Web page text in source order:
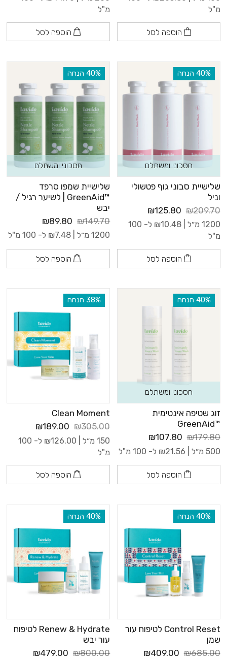
מ"ל
הוספה לסל
מ"ל
הוספה לסל
‫40% הנחה
חסכוני ומשתלם
שלישיית סבוני גוף פטשולי
וניל
₪209.70
₪125.80
1200 מ״ל | ₪10.48
ל- 100
מ"ל
הוספה לסל
‫40% הנחה
חסכוני ומשתלם
שלישיית שמפו סרפד
™GreenAid | לשיער רגיל /
יבש
₪149.70
₪89.80
1200 מ״ל | ₪7.48 ל- 100 מ"ל
הוספה לסל
‫40% הנחה
חסכוני ומשתלם
זוג שטיפה אינטימית
™GreenAid
₪179.80
₪107.80
500 מ״ל | ₪21.56 ל- 100 מ"ל
הוספה לסל
‫38% הנחה
Clean Moment
₪305.00
₪189.00
150 מ״ל | ₪126.00
ל- 100
מ"ל
הוספה לסל
‫40% הנחה
Control Reset לטיפוח עור
שמן
₪685.00
₪409.00
‫40% הנחה
Renew & Hydrate לטיפוח
עור יבש
₪800.00
₪479.00